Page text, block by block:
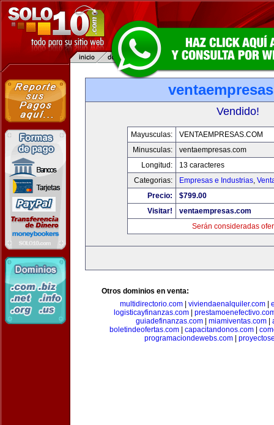
Vendido!
Mayusculas:
VENTAEMPRESAS.COM
Minusculas:
ventaempresas.com
Longitud:
13 caracteres
Categorias:
Empresas e Industrias,
Precio:
$799.00
Visitar!
ventaempresas.com
Serán consideradas
Otros dominios en venta:
multidirectorio.com| viviendaenalquiler.com|
logisticayfinanzas.com|
guiadefinanzas.com
miamiventas.com
boletindeofertas.com| capacitandonos.com|
programaciondewebs.com|